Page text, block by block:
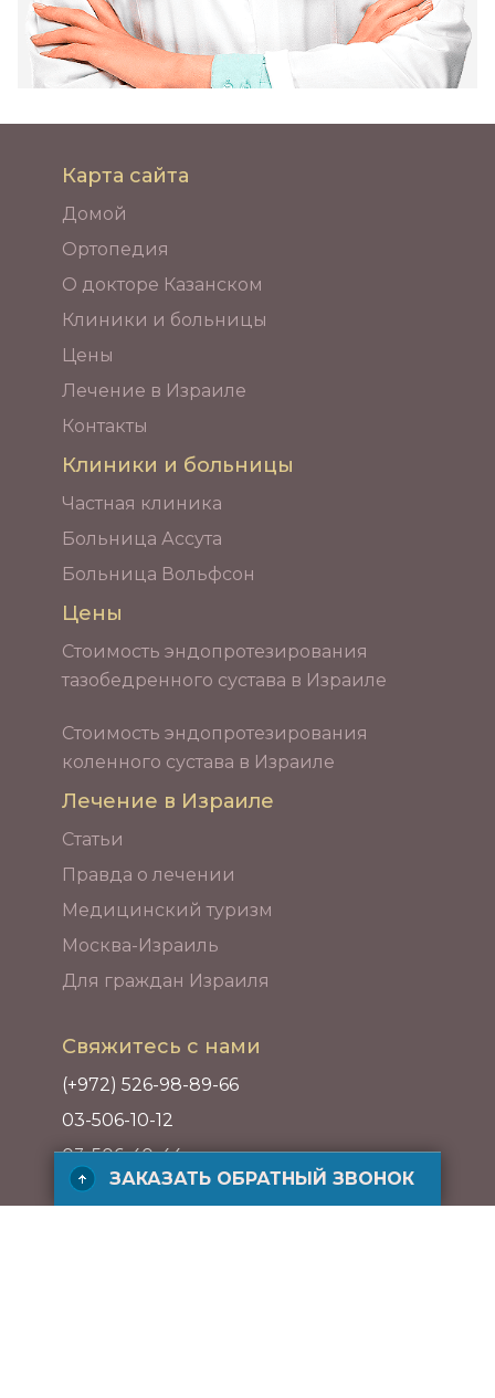
Карта сайта
Домой
Ортопедия
О докторе Казанском
Клиники и больницы
Цены
Лечение в Израиле
Контакты
Клиники и больницы
Частная клиника
Больница Ассута
Больница Вольфсон
Цены
Стоимость эндопротезирования
тазобедренного сустава в Израиле
Стоимость эндопротезирования
коленного сустава в Израиле
Лечение в Израиле
Статьи
Правда о лечении
Медицинский туризм
Москва-Израиль
Для граждан Израиля
Свяжитесь с нами
(+972) 526-98-89-66
03-506-10-12
03-506-40-44
Адрес
ЗАКАЗАТЬ ОБРАТНЫЙ ЗВОНОК